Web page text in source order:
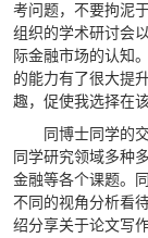
考问题，不要拘泥
组织的学术研讨会
际金融市场的认知
的能力有了很大提
趣，促使我选择在
同博士同学的
同学研究领域多种
金融等各个课题。
不同的视角分析看
绍分享关于论文写